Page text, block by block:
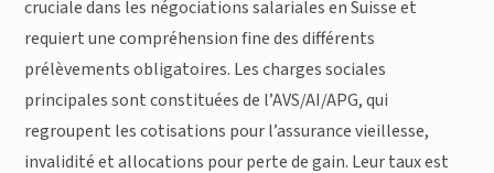
cruciale dans les négociations salariales en Suisse et
requiert une compréhension fine des différents
prélèvements obligatoires. Les charges sociales
principales sont constituées de l’AVS/AI/APG, qui
regroupent les cotisations pour l’assurance vieillesse,
invalidité et allocations pour perte de gain. Leur taux est